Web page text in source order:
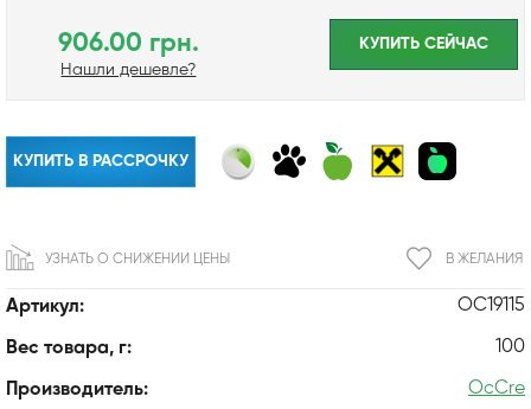
Артикул: OC19115
Вес товара, г: 100
Производитель: OcCre
906.00 грн.
Нашли дешевле?
КУПИТЬ CЕЙЧАС
КУПИТЬ В РАССРОЧКУ
В ЖЕЛАНИЯ
УЗНАТЬ О СНИЖЕНИИ ЦЕНЫ